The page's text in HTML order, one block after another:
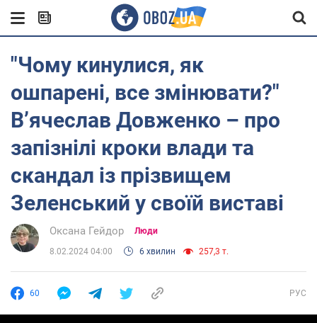
"Чому кинулися, як
ошпарені, все змінювати?"
В’ячеслав Довженко – про
запізнілі кроки влади та
скандал із прізвищем
Зеленський у своїй виставі
Оксана Гейдор Люди
8.02.2024 04:00 6 хвилин 257,3 т.
60 РУС